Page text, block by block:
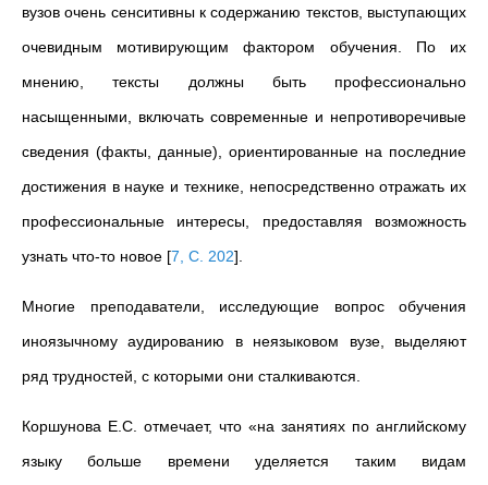
вузов очень сенситивны к содержанию текстов, выступающих
очевидным мотивирующим фактором обучения. По их
мнению, тексты должны быть профессионально
насыщенными, включать современные и непротиворечивые
сведения (факты, данные), ориентированные на последние
достижения в науке и технике, непосредственно отражать их
профессиональные интересы, предоставляя возможность
узнать что-то новое [7, С. 202]
Многие преподаватели, исследующие вопрос обучения
иноязычному аудированию в
неязыковом
вузе, выделяют
ряд трудностей, с которыми они сталкиваются.
Коршунова Е.С. отмечает, что «на занятиях по английскому
языку больше времени уделяется таким видам